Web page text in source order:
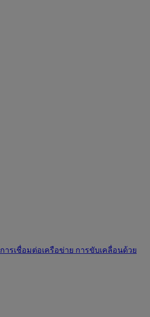
การเชื่อมต่อเครือข่าย การขับเคลื่อนด้วย